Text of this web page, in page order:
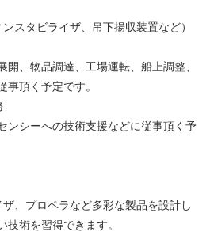
スタビライザ、吊下揚収装置など）
開、物品調達、工場運転、船上調整、
事頂く予定です。
ンシーへの技術支援などに従事頂く予
、プロペラなど多彩な製品を設計し
技術を習得できます。